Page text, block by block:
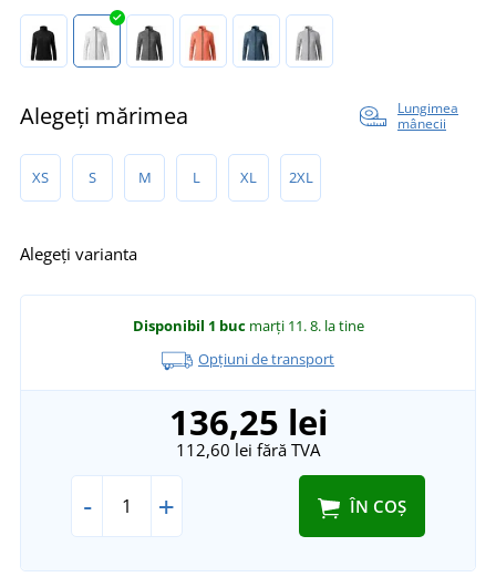
Alegeți mărimea
Lungimea
mânecii
XS S M L XL 2XL
Alegeți varianta
Disponibil 1 buc marți 11. 8. la tine
Opțiuni de transport
136,25 lei
112,60 lei fără TVA
- + ÎN COȘ